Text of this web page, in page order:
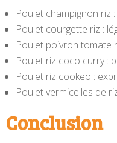
Poulet champignon riz
Poulet courgette riz :
Poulet poivron tomate
Poulet riz coco curry :
Poulet riz cookeo :
Poulet vermicelles de
Conclusion